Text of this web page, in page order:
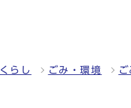
くらし ごみ・環境